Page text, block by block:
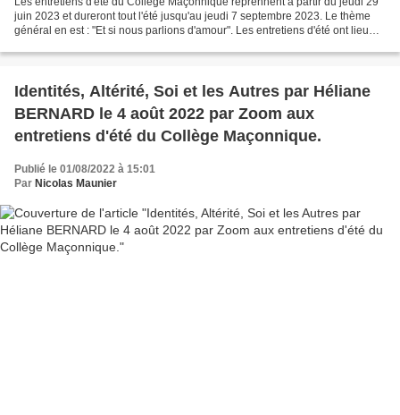
juin 2023 et dureront tout l'été jusqu'au jeudi 7 septembre 2023. Le thème
général en est : "Et si nous parlions d'amour". Les entretiens d'été ont lieu
Identités, Altérité, Soi et les Autres par Héliane
BERNARD le 4 août 2022 par Zoom aux
entretiens d'été du Collège Maçonnique.
Publié le 01/08/2022 à 15:01
Par Nicolas Maunier